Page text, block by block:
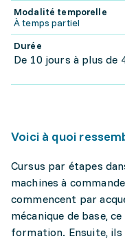
Modalité temporelle
À temps partiel
Durée
De 10 jours à plus de
Voici à quoi
Cursus par étapes
machines à
commencent par
mécanique de base,
formation. Ensuite, ils